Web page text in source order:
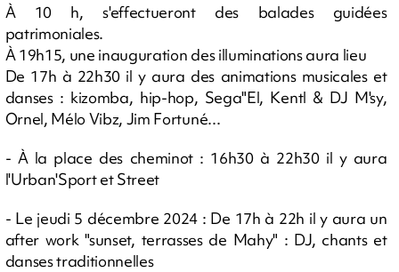
À 10 h, s'effectueront des balades guidées
patrimoniales.
À 19h15, une inauguration des illuminations aura lieu
De 17h à 22h30 il y aura des animations musicales et
danses : kizomba, hip-hop, Sega"El, Kentl & DJ M'sy,
Ornel, Mélo Vibz, Jim Fortuné...
- À la place des cheminot : 16h30 à 22h30 il y aura
l'Urban'Sport et Street
- Le jeudi 5 décembre 2024 : De 17h à 22h il y aura un
after work "sunset, terrasses de Mahy" : DJ, chants et
danses traditionnelles